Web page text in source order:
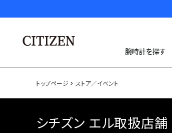
腕時計を探す
トップページ ストア／イベント
シチズン エル取扱店舗